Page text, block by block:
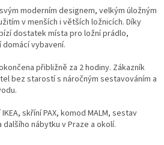
svým moderním designem, velkým úložným
v menších i větších ložnicích. Díky
dostatek místa pro ložní prádlo,
vybavení.
přibližně za 2 hodiny. Zákazník
bez starostí s náročným sestavováním a
skříní PAX, komod MALM, sestav
dalšího nábytku v Praze a okolí.